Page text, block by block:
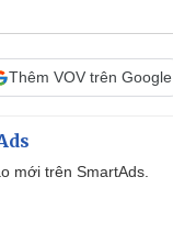
Thêm VOV trên Google
mới trên SmartAds.